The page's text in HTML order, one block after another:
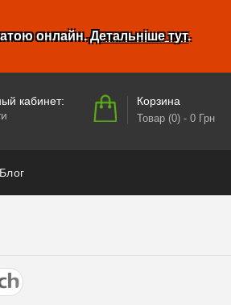
онлайн.Детальніше тут.
кабинет:
Корзина
Товар (0)- 0 Грн
Блог